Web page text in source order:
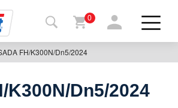
0
FH/K300N/Dn5/2024
K300N/Dn5/2024